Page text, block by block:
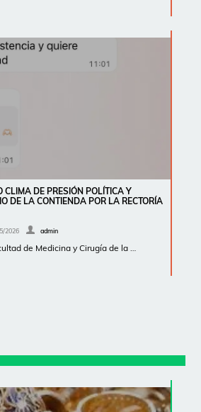
CLIMA DE PRESIÓN POLÍTICA Y
DE LA CONTIENDA POR LA RECTORÍA
2026 admin
de Medicina y Cirugía de la …